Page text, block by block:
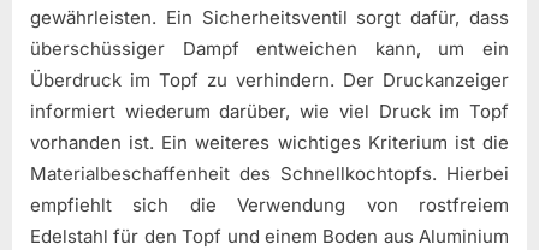
gewährleisten. Ein Sicherheitsventil sorgt dafür, dass
überschüssiger Dampf entweichen kann, um ein
Überdruck im Topf zu verhindern. Der Druckanzeiger
informiert wiederum darüber, wie viel Druck im Topf
vorhanden ist. Ein weiteres wichtiges Kriterium ist die
Materialbeschaffenheit des Schnellkochtopfs. Hierbei
empfiehlt sich die Verwendung von rostfreiem
Edelstahl für den Topf und einem Boden aus Aluminium